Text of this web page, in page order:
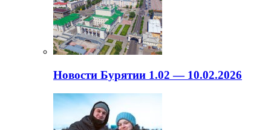
Новости Бурятии 1.02 — 10.02.2026